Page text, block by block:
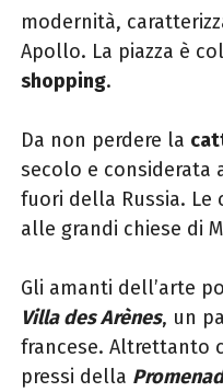
modernità,
Apollo. La piazza è
shopping.
Da non perdere la
secolo e considerata
fuori della Russia. Le
alle grandi chiese di
Gli amanti dell’arte
Villa des Arènes, un
francese. Altrettanto
pressi della